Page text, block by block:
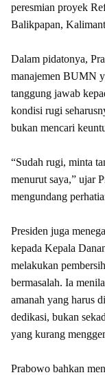
peresmian proyek
Balikpapan,
Dalam pidatonya,
manajemen BUMN
tanggung jawab
kondisi rugi
bukan mencari
“Sudah rugi, minta
menurut saya,” ujar
mengundang
Presiden juga
kepada Kepala
melakukan
bermasalah. Ia
amanah yang harus
dedikasi, bukan
yang kurang
Prabowo bahkan